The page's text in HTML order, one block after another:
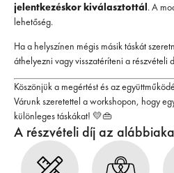
jelentkezéskor kiválasztottál. A
lehetőség.
Ha a helyszínen mégis másik táskát
áthelyezni vagy visszatéríteni a részvételi
Köszönjük a megértést és az
Várunk szeretettel a workshopon, hogy
különleges táskákat! 💛👜
A részvételi díj az